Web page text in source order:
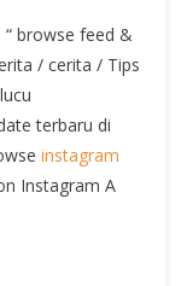
browse feed &
/ cerita / Tips
terbaru di
instagram
Instagram A